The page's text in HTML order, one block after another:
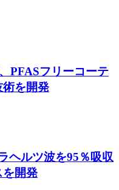
PFASフリーコーテ
術を開発
ヘルツ波を95％吸収
を開発